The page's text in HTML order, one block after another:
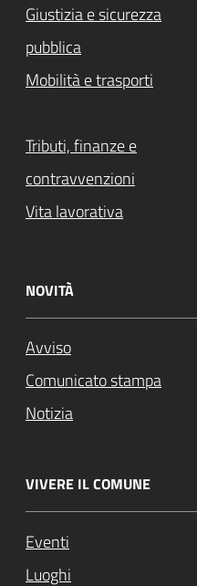
Giustizia e sicurezza
pubblica
Mobilità e trasporti
Tributi, finanze e
contravvenzioni
Vita lavorativa
NOVITÀ
Avviso
Comunicato stampa
Notizia
VIVERE IL COMUNE
Eventi
Luoghi